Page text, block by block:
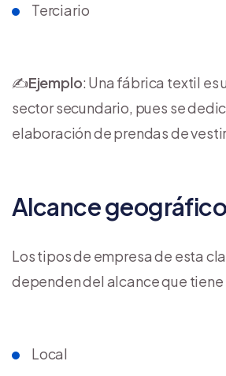
Terciario
✍️Ejemplo: Una fábrica textil es
sector secundario, pues se
elaboración de prendas de
Alcance geográfico
Los tipos de empresa de esta
dependen del alcance que tiene
Local